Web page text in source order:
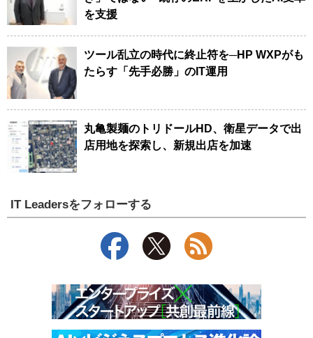
を支援
ツール乱立の時代に終止符を─HP WXPがも
たらす「先手必勝」のIT運用
丸亀製麺のトリドールHD、衛星データで出
店用地を探索し、新規出店を加速
IT Leadersをフォローする